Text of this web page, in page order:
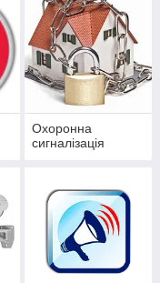
Охоронна
сигналізація